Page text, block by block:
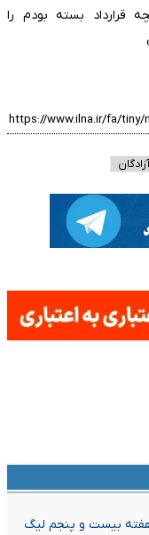
قرارداد بسته بودم را
بیست و پنجم لیگ